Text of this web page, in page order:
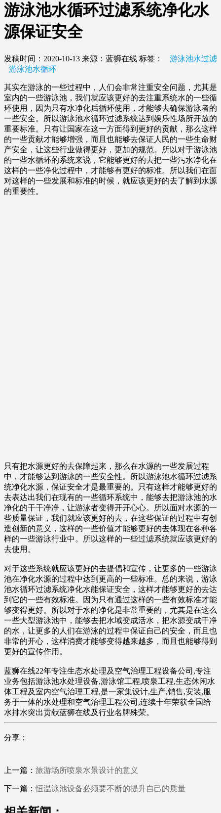
游泳池水循环过滤系统净化水
源保证安全
发稿时间：2020-10-13 来源：蓝狮在线 标签：
游泳池水过滤
游泳池水循环
其实在游泳的一些过程中，人们会非常注重安全问题，尤其是
室内的一些游泳池，我们就应该更好的去注重系统水的一些循
环使用，因为只有水净化后循环使用，才能够去确保游泳者的
一些安全。所以游泳池水循环过滤系统达到娱乐性场所开放的
重要标准。只有让国家在这一方面得到更好的贡献，那么这样
的一些贡献才能够增强，而且也能够去保证人民的一些生命财
产安全，让这些行业做得更好，更加的规范。所以对于游泳池
的一些水循环的系统来说，它能够更好的去把一些污水净化在
这样的一些净化过程中，才能够有更好的标准。所以我们在面
对这样的一些发展和标准的时候，就应该更好的去了解到水源
的重要性。
只有把水源更好的去保障起来，那么在水源的一些发展过程
中，才能够达到游泳的一些安全性。所以游泳池水循环过滤系
统净化水源，保证安全才是最重要的。只有这样才能够更好的
去表达出我们在现有的一些循环系统中，能够去把游泳池的水
净化的干干净净，让游泳者变得开开心心。所以面对水源的一
些质量保证，我们就应该更好的去，在这些保证的过程中有创
造创新的意义，这样的一些价值才能够更好的去体现在各种各
样的一些游泳行业中。所以这样的一些过滤系统就应该更好的
去使用。
对于这些系统就应该更好的去提倡和宣传，让更多的一些游泳
池在净化水源的过程中达到更高的一些标准。总的来说，游泳
池水循环过滤系统净化水能保证安全，这样才能够更好的去达
到它的一些有效标准。因为只有通过这样的一些有效标准才能
够变得更好。所以对于水的净化是非常重要的，尤其是在这么
一些大型游泳池中，能够去把水域变成活水，把水源变成干净
的水，让更多的人们在游泳的过程中保证自己的安全，而且也
非常的开心，这样消费才能够变得越来越多，而且也能够得到
更好的宣传作用。
蓝狮在线22年专注生态水处理及空气治理工程设备公司,专注
业务包括游泳池水处理设备,游泳馆工程,喷泉工程,生态休闲水
体工程及室内空气治理工程,是一家集设计,生产,销售,安装,服
务于一体的水处理和空气治理工程公司,连续十年荣获全国给
水排水突出贡献蓝狮在线及行业名牌殊荣。
分享：
上一篇： 旅游场所喷泉水景设计的意义
下一篇：恒温泳池设备必须要不断的提升自己的质量